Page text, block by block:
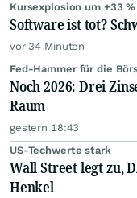
Kursexplosion um +33 %
Software ist tot?
vor 34 Minuten
Fed-Hammer für die
Noch 2026: Drei
Raum
gestern 18:43
US-Techwerte stark
Wall Street legt zu,
Henkel